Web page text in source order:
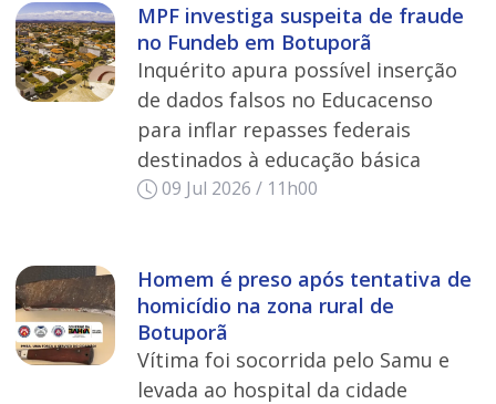
MPF investiga suspeita de fraude
no Fundeb em Botuporã
Inquérito apura possível inserção
de dados falsos no Educacenso
para inflar repasses federais
destinados à educação básica
09 Jul 2026 / 11h00
Homem é preso após tentativa de
homicídio na zona rural de
Botuporã
Vítima foi socorrida pelo Samu e
levada ao hospital da cidade